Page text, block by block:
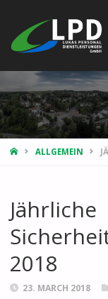
HOMEALLGEMEIN
Jährliche
2018
23. MARCH 2018